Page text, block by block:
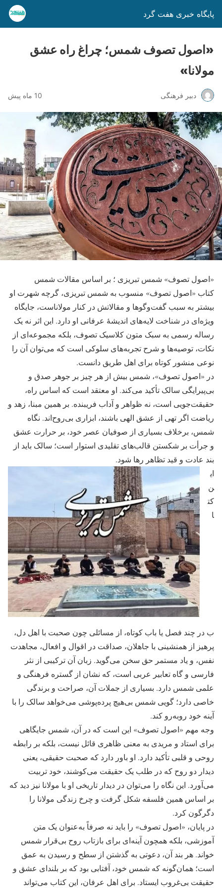
پایگاه خبری هفت گرد
«اصول تصوف شمس؛ چراغ راه عشق
مولانا»
دبیر فرهنگی 10 ماه پیش
«اصول تصوف» شمس تبریزی ؛ بر اساس مقالات شمس
کتاب «اصول تصوف» منسوب به شمس تبریزی، گرچه شهرت او
بیشتر به سبب گفت‌وگوها و مقالاتش در کنار مولاناست، جایگاه
ویژه‌ای در شناخت لایه‌های اندیشۀ عرفانی او دارد. این اثر نه یک
رساله‌ رسمی به سبک متون کلاسیک تصوف، بلکه مجموعه‌ای از
نکات، توصیه‌ها و شرح تجربه‌های سلوکی است که می‌توان آن را
نوعی منشور کوتاه برای اهل طریق دانست.
در «اصول تصوف»، شمس بیش از هر چیز بر جوهر صدق و
بی‌پیرایگی سالک تأکید می‌کند. او معتقد است که اساس راه،
حقیقت‌جویی است، نه ظواهر و آداب فریبنده. بر همین مبنا، زهد و
ریاضت اگر تهی از عشق الهی باشند، ابزاری بی‌روح‌اند. نگاه
شمس، برخلاف بسیاری از صوفیان عصر خود، بر حرارت عشق
و جرأت بر شکستن قالب‌های تقلیدی استوار است؛ سالک باید از
بند عادت و قید تظاهر رها شود.
ای
ن
کت
ا
ب در چند فصل یا باب کوتاه، از مسائلی چون صحبت با اهل دل،
پرهیز از همنشینی با جاهلان، صداقت در اقوال و افعال، مجاهدت
نفس، و یاد مستمر حق سخن می‌گوید. زبان آن ترکیبی از نثر
فارسی و گاه تعابیر عربی است، که نشان از گستره فرهنگی و
علمی شمس دارد. بسیاری از جملات آن، صراحت و برندگی
خاصی دارد؛ گویی شمس بی‌هیچ پرده‌پوشی می‌خواهد سالک را با
آینه خود روبه‌رو کند.
وجه مهم «اصول تصوف» این است که در آن، شمس جایگاهی
برای استاد و مریدی به معنی ظاهری قائل نیست، بلکه بر رابطه
روحی و قلبی تأکید دارد. او باور دارد که صحبت حقیقی، یعنی
دیدار دو روح که در طلب یک حقیقت می‌کوشند، خود تربیت
می‌آورد. این نگاه را می‌توان در دیدار تاریخی او با مولانا نیز دید که
بر اساس همین فلسفه شکل گرفت و چرخ زندگی مولانا را
دگرگون کرد.
در پایان، «اصول تصوف» را باید نه صرفاً به‌عنوان یک متن
آموزشی، بلکه همچون آینه‌ای برای بازتاب روح بی‌قرار شمس
خواند. هر بند آن، دعوتی به گذشتن از سطح و رسیدن به عمق
است؛ همان‌گونه که شمس خود، آفتابی بود که بر بلندای عشق و
حقیقت بی‌غروب ایستاد. برای اهل عرفان، این کتاب می‌تواند